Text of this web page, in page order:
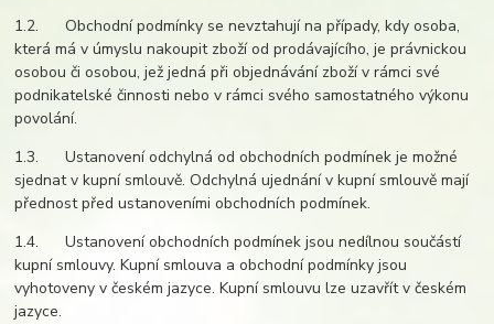
1.2. Obchodní podmínky se nevztahují na případy, kdy osoba,
která má v úmyslu nakoupit zboží od prodávajícího, je právnickou
osobou či osobou, jež jedná při objednávání zboží v rámci své
podnikatelské činnosti nebo v rámci svého samostatného výkonu
povolání.
1.3. Ustanovení odchylná od obchodních podmínek je možné
sjednat v kupní smlouvě. Odchylná ujednání v kupní smlouvě mají
přednost před ustanoveními obchodních podmínek.
1.4. Ustanovení obchodních podmínek jsou nedílnou součástí
kupní smlouvy. Kupní smlouva a obchodní podmínky jsou
vyhotoveny v českém jazyce. Kupní smlouvu lze uzavřít v českém
jazyce.